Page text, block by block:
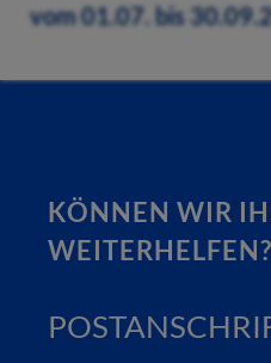
vom 01.07. bis
KÖNNEN WIR
WEITERHELFEN?